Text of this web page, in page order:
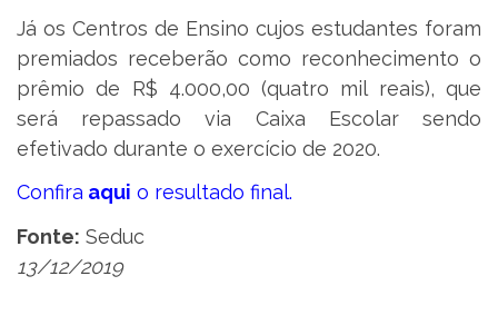
Já os Centros de Ensino cujos estudantes foram
premiados receberão como reconhecimento o
prêmio de R$ 4.000,00 (quatro mil reais), que
será repassado via Caixa Escolar sendo
efetivado durante o exercício de 2020.
Confira aqui o resultado final.
Fonte: Seduc
13/12/2019